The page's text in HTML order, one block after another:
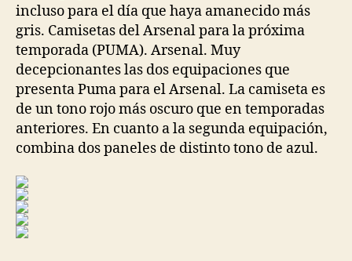
incluso para el día que haya amanecido más
gris. Camisetas del Arsenal para la próxima
temporada (PUMA). Arsenal. Muy
decepcionantes las dos equipaciones que
presenta Puma para el Arsenal. La camiseta es
de un tono rojo más oscuro que en temporadas
anteriores. En cuanto a la segunda equipación,
combina dos paneles de distinto tono de azul.